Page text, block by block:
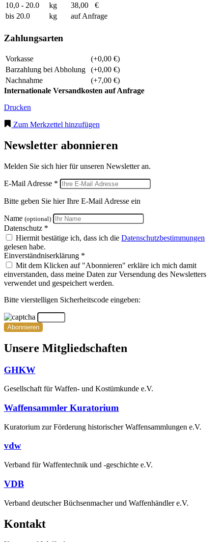
10,0 - 20.0
kg 38,00
€
bis 20.0
kg auf Anfrage
Zahlungsarten
Vorkasse
(+0,00 €)
Barzahlung bei Abholung
(+0,00 €)
Nachnahme
(+7,00 €)
Internationale Versandkosten auf Anfrage
Drucken
Zum Merkzettel hinzufügen
Newsletter abonnieren
Melden Sie sich hier für unseren Newsletter an.
E-Mail Adresse *
Bitte geben Sie hier Ihre E-Mail Adresse ein
Name (optional)
Datenschutz *
Hiermit bestätige ich, dass ich die Datenschutzbestimmungen
gelesen habe.
Einverständniserklärung *
Mit dem Klicken auf "Abonnieren" erkläre ich mich damit
einverstanden, dass meine Daten zur Versendung des Newsletters
verwendet und gespeichert werden.
Bitte vierstelligen Sicherheitscode eingeben:
Abonnieren
Unsere Mitgliedschaften
GHKW
Gesellschaft für Waffen- und Kostümkunde e.V.
Waffensammler Kuratorium
Kuratorium zur Förderung historischer Waffensammlungen e.V.
vdw
Verband für Waffentechnik und -geschichte e.V.
VDB
Verband deutscher Büchsenmacher und Waffenhändler e.V.
Kontakt